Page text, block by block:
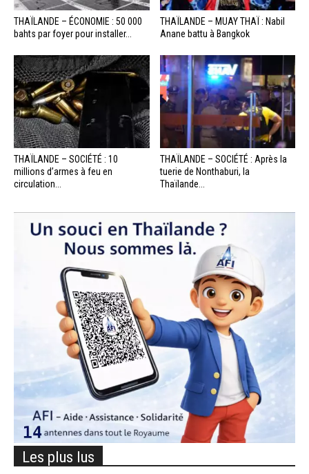
THAÏLANDE – ÉCONOMIE : 50 000
bahts par foyer pour installer...
THAÏLANDE – MUAY THAÏ : Nabil
Anane battu à Bangkok
THAÏLANDE – SOCIÉTÉ : 10
millions d’armes à feu en
circulation...
THAÏLANDE – SOCIÉTÉ : Après la
tuerie de Nonthaburi, la
Thaïlande...
Les plus lus